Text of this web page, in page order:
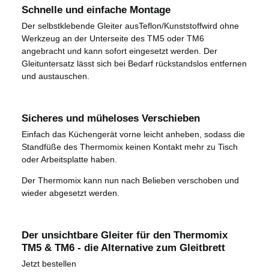
Schnelle und einfache Montage
Der selbstklebende Gleiter ausTeflon/Kunststoffwird ohne
Werkzeug an der Unterseite des TM5 oder TM6
angebracht und kann sofort eingesetzt werden. Der
Gleituntersatz lässt sich bei Bedarf rückstandslos entfernen
und austauschen.
Sicheres und müheloses Verschieben
Einfach das Küchengerät vorne leicht anheben, sodass die
Standfüße des Thermomix keinen Kontakt mehr zu Tisch
oder Arbeitsplatte haben.
Der Thermomix kann nun nach Belieben verschoben und
wieder abgesetzt werden.
Der unsichtbare Gleiter für den Thermomix
TM5 & TM6 - die Alternative zum Gleitbrett
Jetzt bestellen